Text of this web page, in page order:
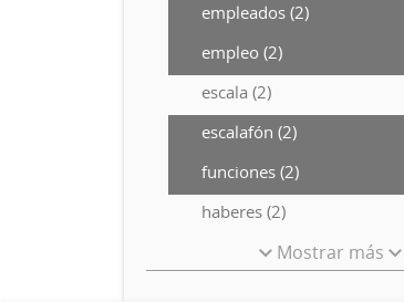
empleados (2)
empleo (2)
escala (2)
escalafón (2)
funciones (2)
haberes (2)
Mostrar más